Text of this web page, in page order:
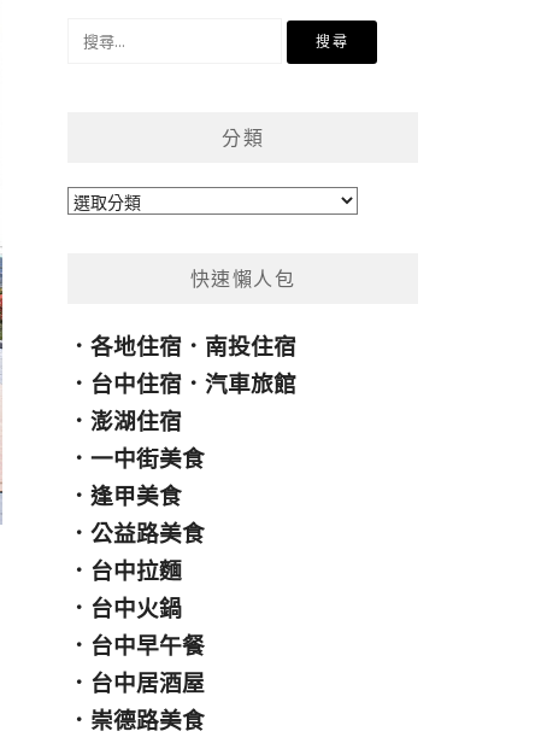
分類
分
快速懶人包
．各地住宿 ． 南投住宿
． 台中住宿 ．汽車旅館
．澎湖住宿
．一中街美食
．逢甲美食
．公益路美食
． 台中拉麵
． 台中火鍋
． 台中早午餐
． 台中居酒屋
． 崇德路美食